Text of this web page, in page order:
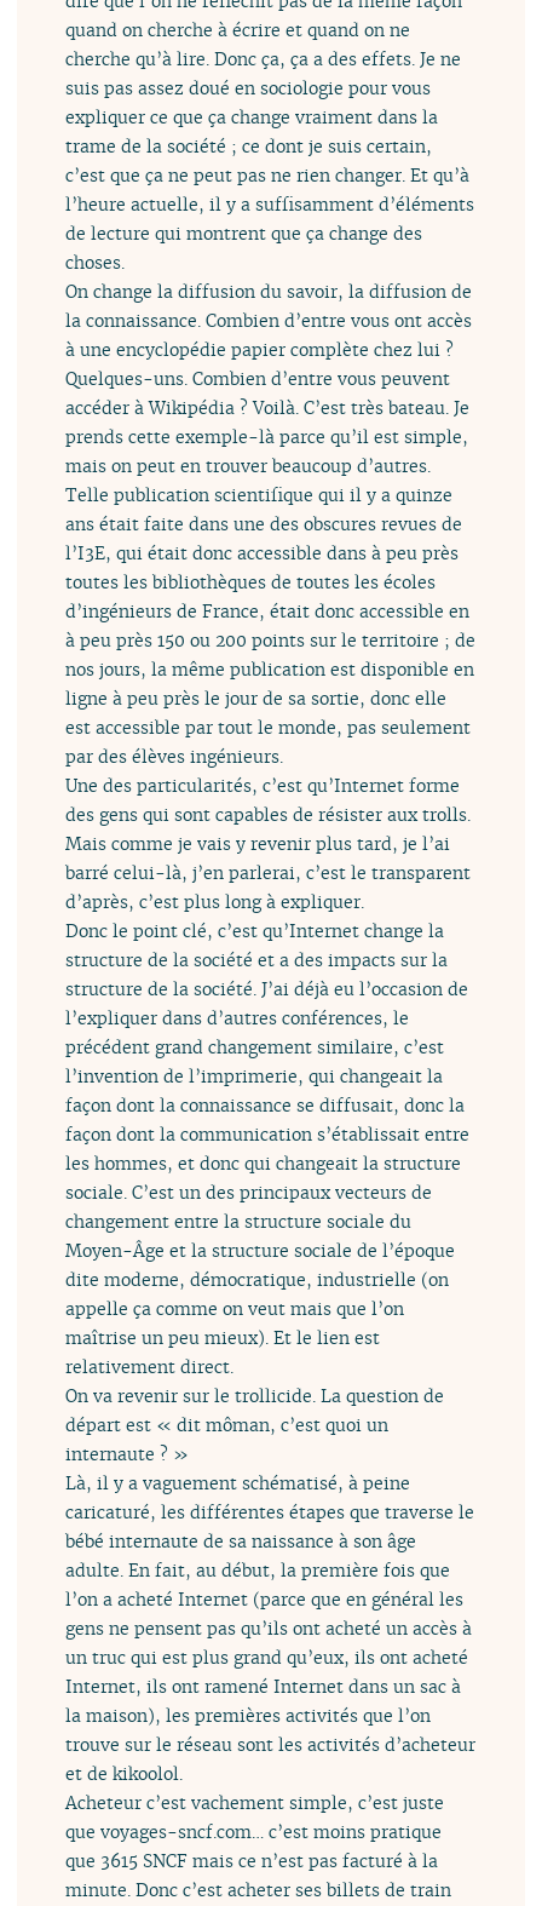
quand on cherche à écrire et quand on ne
cherche qu’à lire. Donc ça, ça a des effets. Je ne
suis pas assez doué en sociologie pour vous
expliquer ce que ça change vraiment dans la
trame de la société ; ce dont je suis certain,
c’est que ça ne peut pas ne rien changer. Et qu’à
l’heure actuelle, il y a suffisamment d’éléments
de lecture qui montrent que ça change des
choses.
On change la diffusion du savoir, la diffusion de
la connaissance. Combien d’entre vous ont accès
à une encyclopédie papier complète chez lui ?
Quelques-uns. Combien d’entre vous peuvent
accéder à Wikipédia ? Voilà. C’est très bateau. Je
prends cette exemple-là parce qu’il est simple,
mais on peut en trouver beaucoup d’autres.
Telle publication scientifique qui il y a quinze
ans était faite dans une des obscures revues de
l’I3E, qui était donc accessible dans à peu près
toutes les bibliothèques de toutes les écoles
d’ingénieurs de France, était donc accessible en
à peu près 150 ou 200 points sur le territoire ; de
nos jours, la même publication est disponible en
ligne à peu près le jour de sa sortie, donc elle
est accessible par tout le monde, pas seulement
par des élèves ingénieurs.
Une des particularités, c’est qu’Internet forme
des gens qui sont capables de résister aux trolls.
Mais comme je vais y revenir plus tard, je l’ai
barré celui-là, j’en parlerai, c’est le transparent
d’après, c’est plus long à expliquer.
Donc le point clé, c’est qu’Internet change la
structure de la société et a des impacts sur la
structure de la société. J’ai déjà eu l’occasion de
l’expliquer dans d’autres conférences, le
précédent grand changement similaire, c’est
l’invention de l’imprimerie, qui changeait la
façon dont la connaissance se diffusait, donc la
façon dont la communication s’établissait entre
les hommes, et donc qui changeait la structure
sociale. C’est un des principaux vecteurs de
changement entre la structure sociale du
Moyen-Âge et la structure sociale de l’époque
dite moderne, démocratique, industrielle (on
appelle ça comme on veut mais que l’on
maîtrise un peu mieux). Et le lien est
relativement direct.
On va revenir sur le trollicide. La question de
départ est « dit môman, c’est quoi un
internaute ? »
Là, il y a vaguement schématisé, à peine
caricaturé, les différentes étapes que traverse le
bébé internaute de sa naissance à son âge
adulte. En fait, au début, la première fois que
l’on a acheté Internet (parce que en général les
gens ne pensent pas qu’ils ont acheté un accès à
un truc qui est plus grand qu’eux, ils ont acheté
Internet, ils ont ramené Internet dans un sac à
la maison), les premières activités que l’on
trouve sur le réseau sont les activités d’acheteur
et de kikoolol.
Acheteur c’est vachement simple, c’est juste
que voyages-sncf.com… c’est moins pratique
que 3615 SNCF mais ce n’est pas facturé à la
minute. Donc c’est acheter ses billets de train